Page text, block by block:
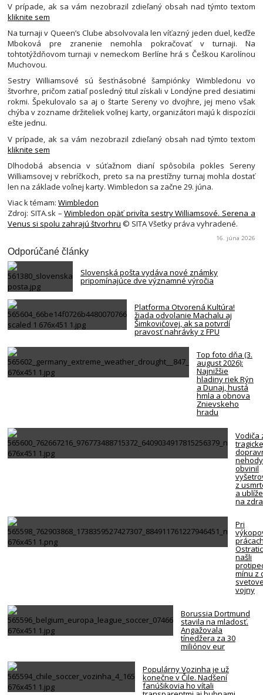
V prípade, ak sa vám nezobrazil zdieľaný obsah nad týmto textom
kliknite sem
Na turnaji v Queen’s Clube absolvovala len víťazný jeden duel, keďže
Mboková pre zranenie nemohla pokračovať v turnaji. Na
tohtotýždňovom turnaji v nemeckom Berlíne hrá s Češkou Karolínou
Muchovou.
Sestry Williamsové sú šesťnásobné šampiónky Wimbledonu vo
štvorhre, pričom zatiaľ posledný titul získali v Londýne pred desiatimi
rokmi. Špekulovalo sa aj o štarte Sereny vo dvojhre, jej meno však
chýba v zozname držiteliek voľnej karty, organizátori majú k dispozícii
ešte jednu.
V prípade, ak sa vám nezobrazil zdieľaný obsah nad týmto textom
kliknite sem
Dlhodobá absencia v súťažnom dianí spôsobila pokles Sereny
Williamsovej v rebríčkoch, preto sa na prestížny turnaj mohla dostať
len na základe voľnej karty. Wimbledon sa začne 29. júna.
Viac k témam: Wimbledon
Zdroj: SITA.sk –Wimbledon opäť privíta sestry Williamsové. Serena a
Venus si spolu zahrajú štvorhru © SITA Všetky práva vyhradené.
16. júna 2026
Odporúčané články
Slovenská pošta vydáva nové známky
pripomínajúce dve významné výročia
Platforma Otvorená Kultúra!
žiada odvolanie Machalu aj
Šimkovičovej, ak sa potvrdí
pravosť nahrávky z FPU
Top foto dňa (3.
august 2026):
Najnižšie
hladiny riek Rýn
a Dunaj, hustá
hmla a obnova
Znievskeho
hradu
Vodiča
nehody
obvinil
z
a
na
Pri
našli
mínu z
vojny
Borussia Dortmund
stavila na mladosť.
Angažovala
tínedžera za 30
miliónov eur
Populárny Vozinha je už
konečne v Čile. Nadšení
fanúšikovia ho vítali